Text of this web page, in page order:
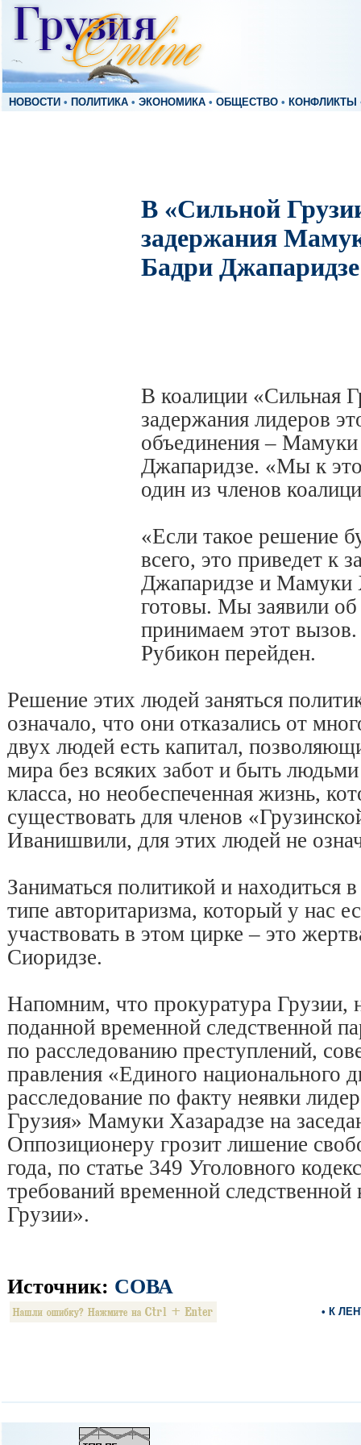
НОВОСТИ • ПОЛИТИКА • ЭКОНОМИКА • ОБЩЕСТВО • КОНФЛИКТЫ
В «Сильной
задержания
Бадри Джапаридзе
В коалиции «Сильная
задержания лидеров
объединения –
Джапаридзе. «Мы к
один из членов
«Если такое решение
всего, это приведет к
Джапаридзе и Мамуки
готовы. Мы заявили об
принимаем этот
Рубикон перейден.
Решение этих людей заняться
означало, что они отказались от
двух людей есть капитал,
мира без всяких забот и быть
класса, но необеспеченная жизнь,
существовать для членов
Иванишвили, для этих людей не
Заниматься политикой и находиться
типе авторитаризма, который у нас
участвовать в этом цирке – это
Сиоридзе.
Напомним, что прокуратура Грузии,
поданной временной следственной
по расследованию преступлений,
правления «Единого национального
расследование по факту неявки
Грузия» Мамуки Хазарадзе на
Оппозиционеру грозит лишение
года, по статье 349 Уголовного
требований временной
Грузии».
Источник: СОВА
• К